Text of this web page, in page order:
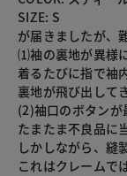
SIZE: S
が届きましたが、
⑴袖の裏地が異様
着るたびに指で袖
裏地が飛び出して
(2)袖口のボタンが
たまたま不良品に
しかしながら、縫
これはクレームで